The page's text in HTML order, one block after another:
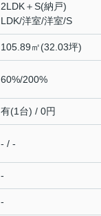
2LDK＋S(納戸)
LDK/洋室/洋室/S
105.89㎡(32.03坪)
60%/200%
有(1台) / 0円
- / -
-
-